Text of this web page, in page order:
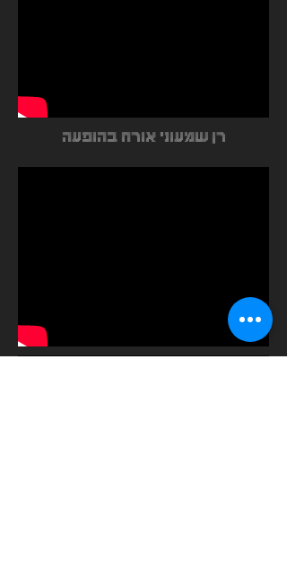
רן שמעוני אורח בהופעה